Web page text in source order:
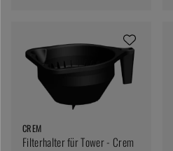
CREM
Filterhalter für Tower - Crem